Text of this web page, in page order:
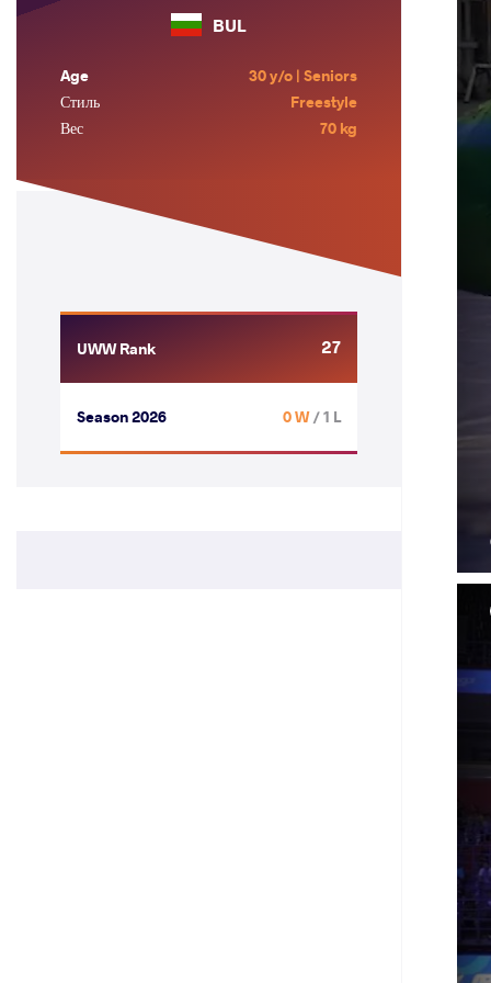
BUL
Age
30 y/o | Seniors
Стиль
Freestyle
Вес
70 kg
UWW Rank 27
Season 2026 0 W/ 1 L